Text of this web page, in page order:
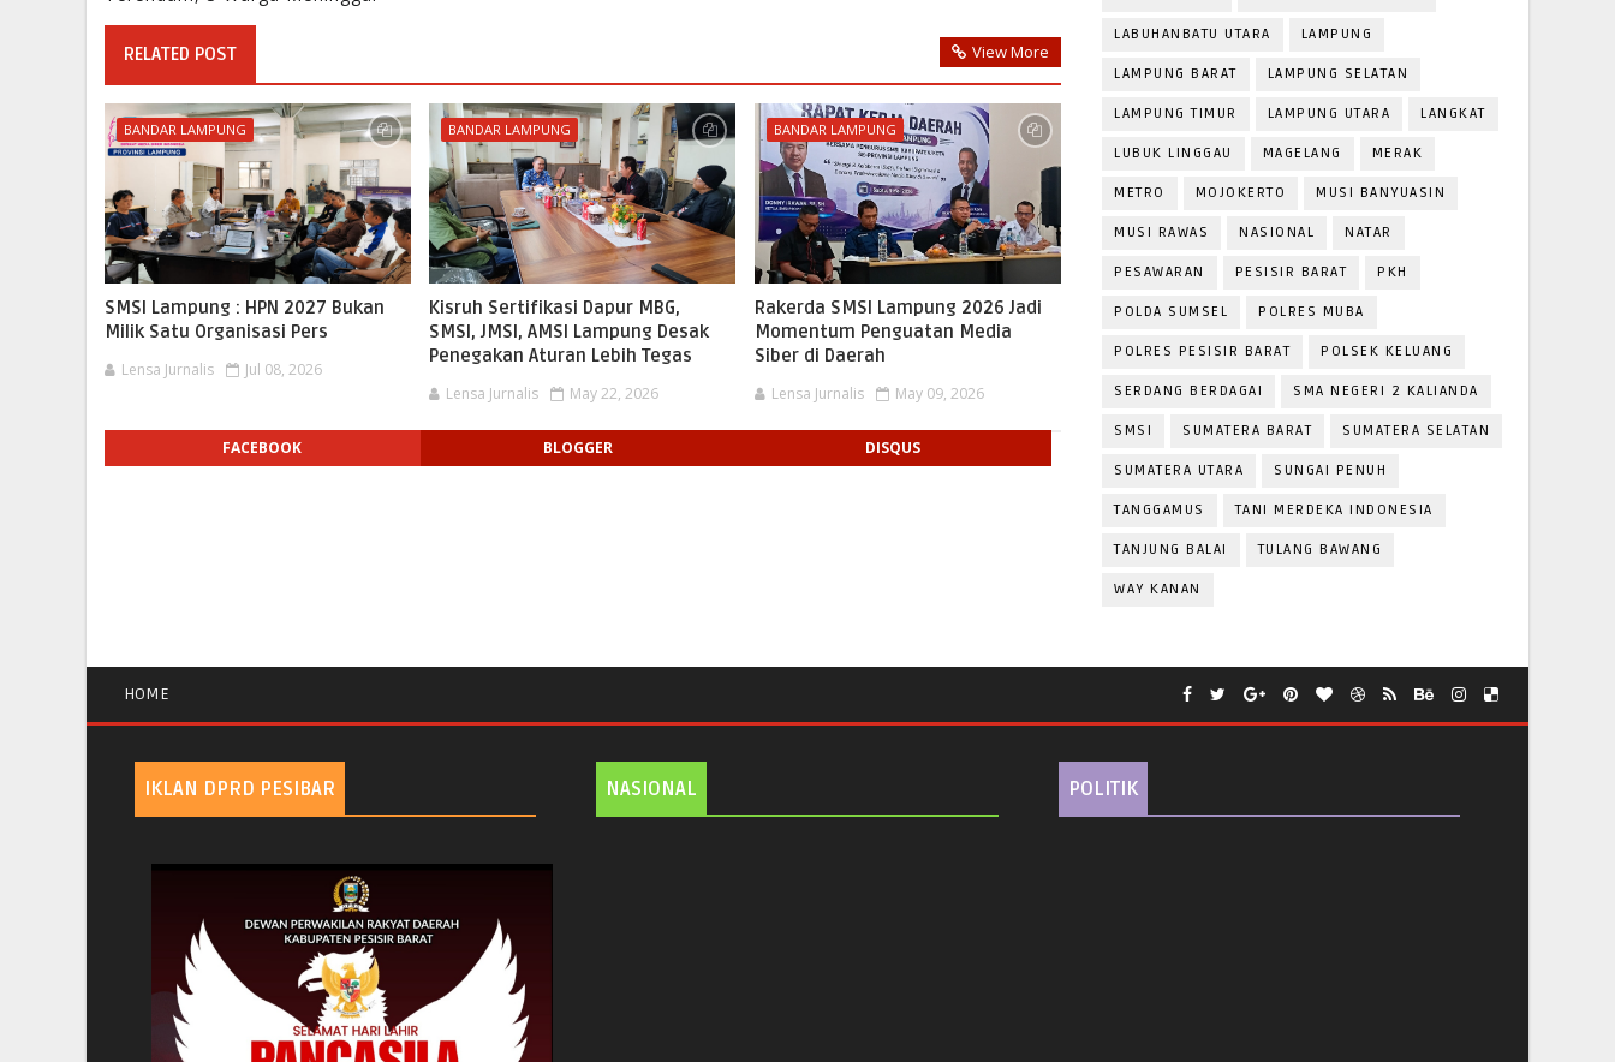
RELATED POST View More
BANDAR LAMPUNG
SMSI Lampung : HPN 2027 Bukan
Milik Satu Organisasi Pers
Lensa Jurnalis Jul 08, 2026
BANDAR LAMPUNG
Kisruh Sertifikasi Dapur MBG,
SMSI, JMSI, AMSI Lampung Desak
Penegakan Aturan Lebih Tegas
Lensa Jurnalis May 22, 2026
BANDAR LAMPUNG
Rakerda SMSI Lampung 2026 Jadi
Momentum Penguatan Media
Siber di Daerah
Lensa Jurnalis May 09, 2026
FACEBOOK BLOGGER DISQUS
LABUHANBATU UTARA LAMPUNG
LAMPUNG BARAT LAMPUNG SELATAN
LAMPUNG TIMUR LAMPUNG UTARA LANGKAT
LUBUK LINGGAU MAGELANG MERAK
METRO MOJOKERTO MUSI BANYUASIN
MUSI RAWAS NASIONAL NATAR
PESAWARAN PESISIR BARAT PKH
POLDA SUMSEL POLRES MUBA
POLRES PESISIR BARAT POLSEK KELUANG
SERDANG BERDAGAI SMA NEGERI 2 KALIANDA
SMSI SUMATERA BARAT SUMATERA SELATAN
SUMATERA UTARA SUNGAI PENUH
TANGGAMUS TANI MERDEKA INDONESIA
TANJUNG BALAI TULANG BAWANG
WAY KANAN
HOME
IKLAN DPRD PESIBAR NASIONAL POLITIK